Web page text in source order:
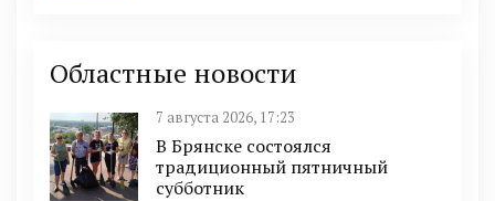
Областные новости
7 августа 2026, 17:23
В Брянске состоялся
традиционный пятничный
субботник